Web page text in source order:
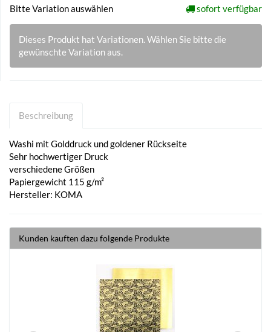
Bitte Variation auswählen sofort verfügbar
Dieses Produkt hat Variationen. Wählen Sie bitte die
gewünschte Variation aus.
Beschreibung
Washi mit Golddruck und goldener Rückseite
Sehr hochwertiger Druck
verschiedene Größen
Papiergewicht 115 g/m²
Hersteller: KOMA
Kunden kauften dazu folgende Produkte